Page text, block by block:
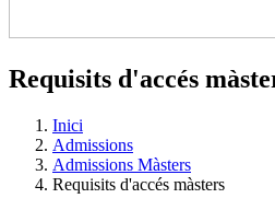
Requisits d'accés
Inici
Admissions
Admissions Màsters
Requisits d'accés màsters